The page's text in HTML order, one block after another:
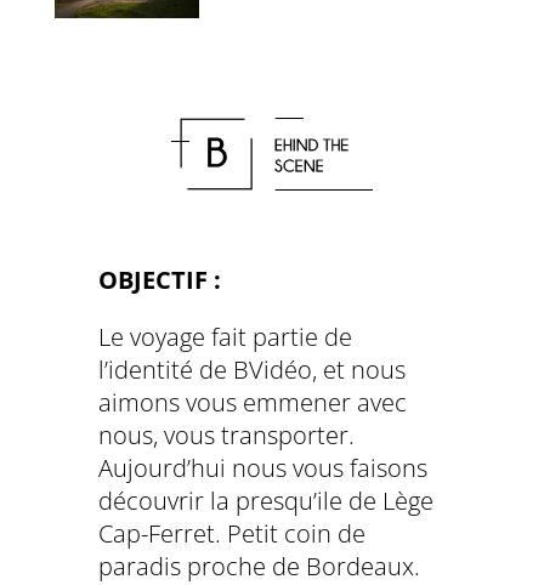
OBJECTIF :
Le voyage fait partie de
l’identité de BVidéo, et nous
aimons vous emmener avec
nous, vous transporter.
Aujourd’hui nous vous faisons
découvrir la presqu’ile de Lège
Cap-Ferret. Petit coin de
paradis proche de Bordeaux.